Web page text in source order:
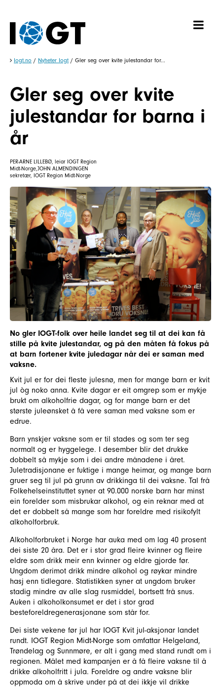
Iogt.no / Nyheter Iogt / Gler seg over kvite julestandar for...
Gler seg over kvite
julestandar for barna i
år
PER-ARNE LILLEBØ, leiar IOGT Region
Midt-Norge,JOHN ALMENDINGEN
sekretær, IOGT Region Midt-Norge
No gler IOGT-folk over heile landet seg til at dei kan få
stille på kvite julestandar, og på den måten få fokus på
at barn fortener kvite juledagar når dei er saman med
vaksne.
Kvit jul er for dei fleste julesnø, men for mange barn er kvit
jul òg noko anna. Kvite dagar er eit omgrep som er mykje
brukt om alkoholfrie dagar, og for mange barn er det
største juleønsket å få vere saman med vaksne som er
edrue.
Barn ynskjer vaksne som er til stades og som ter seg
normalt og er hyggelege. I desember blir det drukke
dobbelt så mykje som i dei andre månadene i året.
Juletradisjonane er fuktige i mange heimar, og mange barn
gruer seg til jul på grunn av drikkinga til dei vaksne. Tal frå
Folkehelseinstituttet syner at 90.000 norske barn har minst
ein forelder som misbrukar alkohol, og ein reknar med at
det er dobbelt så mange som har foreldre med risikofylt
alkoholforbruk.
Alkoholforbruket i Norge har auka med om lag 40 prosent
dei siste 20 åra. Det er i stor grad fleire kvinner og fleire
eldre som drikk meir enn kvinner og eldre gjorde før.
Ungdom derimot drikk mindre alkohol og røykar mindre
hasj enn tidlegare. Statistikken syner at ungdom bruker
stadig mindre av alle slag rusmiddel, bortsett frå snus.
Auken i alkoholkonsumet er det i stor grad
besteforeldregenerasjonane som står for.
Dei siste vekene før jul har IOGT Kvit jul-aksjonar landet
rundt. IOGT Region Midt-Norge som omfattar Helgeland,
Trøndelag og Sunnmøre, er alt i gang med stand rundt om i
regionen. Målet med kampanjen er å få fleire vaksne til å
drikke alkoholfritt i jula. Foreldre og andre vaksne blir
oppmoda om å skrive under på at dei ikkje vil drikke